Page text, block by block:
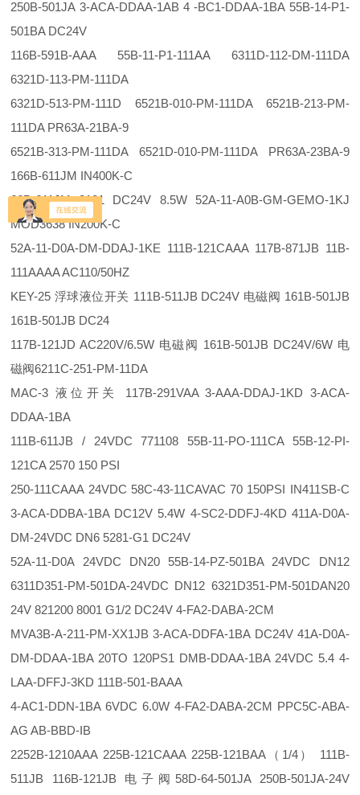
250B-501JA 3-ACA-DDAA-1AB 4 -BC1-DDAA-1BA 55B-14-P1-
501BA DC24V
116B-591B-AAA 55B-11-P1-111AA 6311D-112-DM-111DA
6321D-113-PM-111DA
6321D-513-PM-111D 6521B-010-PM-111DA 6521B-213-PM-
111DA PR63A-21BA-9
6521B-313-PM-111DA 6521D-010-PM-111DA PR63A-23BA-9
166B-611JM IN400K-C
66B-611JM 2181 DC24V 8.5W 52A-11-A0B-GM-GEMO-1KJ
MOD3638 IN200K-C
52A-11-D0A-DM-DDAJ-1KE 111B-121CAAA 117B-871JB 11B-
111AAAA AC110/50HZ
KEY-25 浮球液位开关 111B-511JB DC24V 电磁阀 161B-501JB
161B-501JB DC24
117B-121JD AC220V/6.5W 电磁阀 161B-501JB DC24V/6W 电
磁阀6211C-251-PM-11DA
MAC-3 液位开关 117B-291VAA 3-AAA-DDAJ-1KD 3-ACA-
DDAA-1BA
111B-611JB / 24VDC 771108 55B-11-PO-111CA 55B-12-PI-
121CA 2570 150 PSI
250-111CAAA 24VDC 58C-43-11CAVAC 70 150PSI IN411SB-C
3-ACA-DDBA-1BA DC12V 5.4W 4-SC2-DDFJ-4KD 411A-D0A-
DM-24VDC DN6 5281-G1 DC24V
52A-11-D0A 24VDC DN20 55B-14-PZ-501BA 24VDC DN12
6311D351-PM-501DA-24VDC DN12 6321D351-PM-501DAN20
24V 821200 8001 G1/2 DC24V 4-FA2-DABA-2CM
MVA3B-A-211-PM-XX1JB 3-ACA-DDFA-1BA DC24V 41A-D0A-
DM-DDAA-1BA 20TO 120PS1 DMB-DDAA-1BA 24VDC 5.4 4-
LAA-DFFJ-3KD 111B-501-BAAA
4-AC1-DDN-1BA 6VDC 6.0W 4-FA2-DABA-2CM PPC5C-ABA-
AG AB-BBD-IB
2252B-1210AAA 225B-121CAAA 225B-121BAA（1/4） 111B-
511JB 116B-121JB 电子阀58D-64-501JA 250B-501JA-24V